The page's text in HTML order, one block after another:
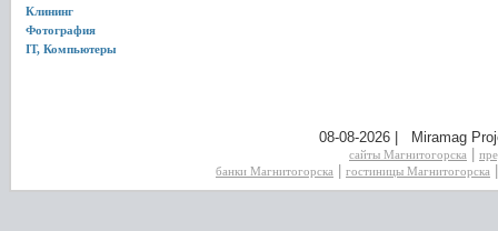
Клининг
Фотография
IT, Компьютеры
08-08-2026 | Miramag
сайты Магнитогорска
банки Магнитогорска
гостиницы Магнитогорска